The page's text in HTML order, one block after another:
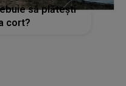
să plătești
cort?